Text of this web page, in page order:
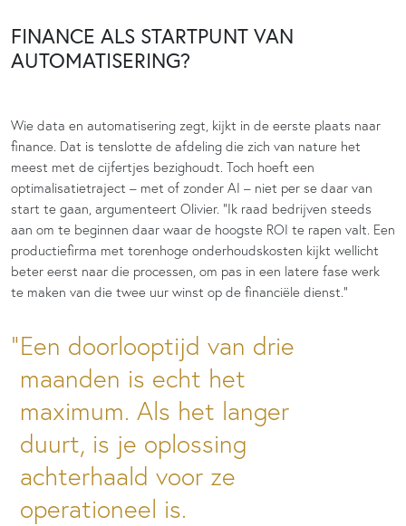
FINANCE ALS STARTPUNT VAN
AUTOMATISERING?
Wie data en automatisering zegt, kijkt in de eerste plaats naar
finance. Dat is tenslotte de afdeling die zich van nature het
meest met de cijfertjes bezighoudt. Toch hoeft een
optimalisatietraject – met of zonder AI – niet per se daar van
start te gaan, argumenteert Olivier. “Ik raad bedrijven steeds
aan om te beginnen daar waar de hoogste ROI te rapen valt. Een
productiefirma met torenhoge onderhoudskosten kijkt wellicht
beter eerst naar die processen, om pas in een latere fase werk
te maken van die twee uur winst op de financiële dienst.”
Een doorlooptijd van drie
maanden is echt het
maximum. Als het langer
duurt, is je oplossing
achterhaald voor ze
operationeel is.